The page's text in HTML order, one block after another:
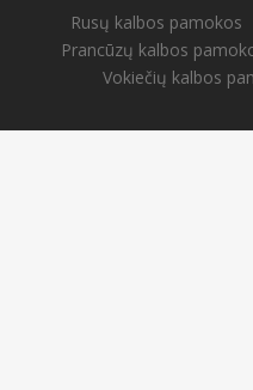
Rusų kalbos pamokos
Prancūzų kalbos
Vokiečių kalbos